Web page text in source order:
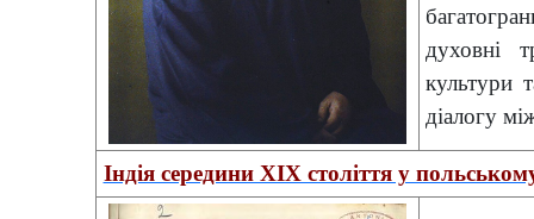
духовні
культури
діалогу
Індія середини XIX століття у